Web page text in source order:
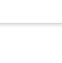
votre avis et
à notre enquête de